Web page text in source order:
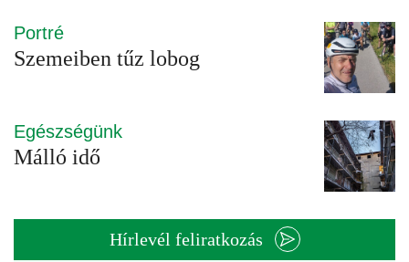
Portré
Szemeiben tűz lobog
Egészségünk
Málló idő
Hírlevél feliratkozás